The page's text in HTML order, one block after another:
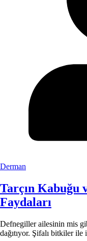
Derman
Tarçın Kabuğu
Faydaları
Defnegiller ailesinin mis
dağıtıyor. Şifalı bitkiler